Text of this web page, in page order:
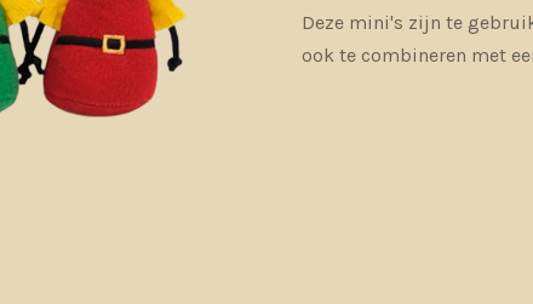
Deze mini's zijn te
ook te combineren met